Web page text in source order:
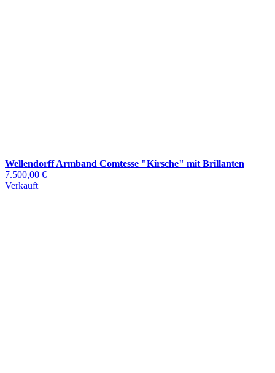
Wellendorff Armband Comtesse "Kirsche" mit Brillanten
7.500,00 €
Verkauft